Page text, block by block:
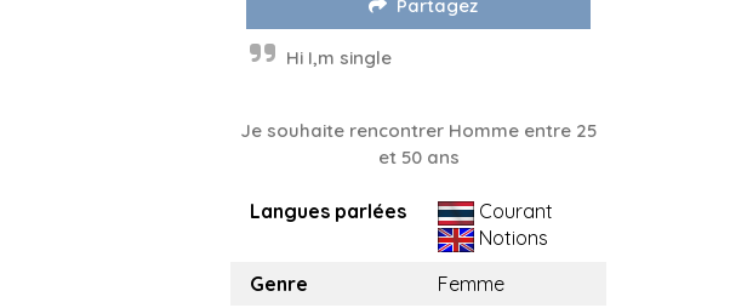
Partagez
Hi I,m single
Je souhaite rencontrer Homme entre 25
et 50 ans
Langues parlées
Courant
Notions
Genre
Femme